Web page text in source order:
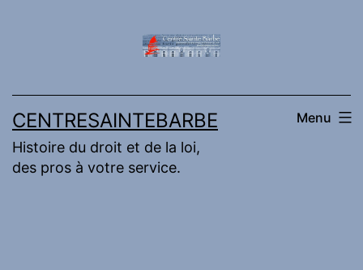
CENTRESAINTEBARBE
Histoire du droit et de la loi,
des pros à votre service.
Menu